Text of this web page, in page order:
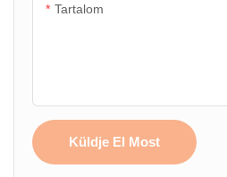
Tartalom
Küldje El Most